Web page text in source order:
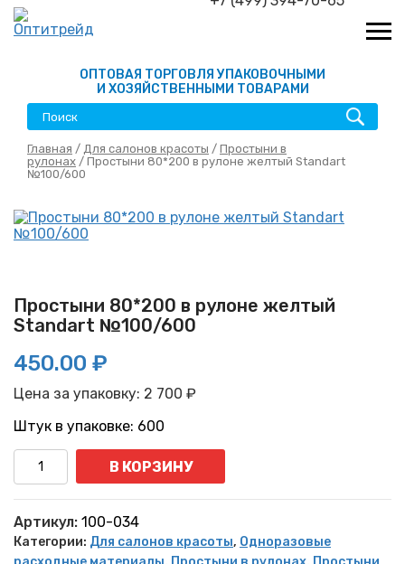
ОПТОВАЯ ТОРГОВЛЯ УПАКОВОЧНЫМИ
И ХОЗЯЙСТВЕННЫМИ ТОВАРАМИ
Главная / Для салонов красоты / Простыни в
рулонах / Простыни 80*200 в рулоне желтый Standart
№100/600
Простыни 80*200 в рулоне желтый
Standart №100/600
450.00 ₽
Цена за упаковку: 2 700 ₽
Штук в упаковке: 600
Количество
В КОРЗИНУ
Артикул: 100-034
Категории: Для салонов красоты, Одноразовые